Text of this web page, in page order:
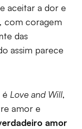
aceitar a dor e
com coragem
das
assim parece
é Love and Will,
amor e
amor